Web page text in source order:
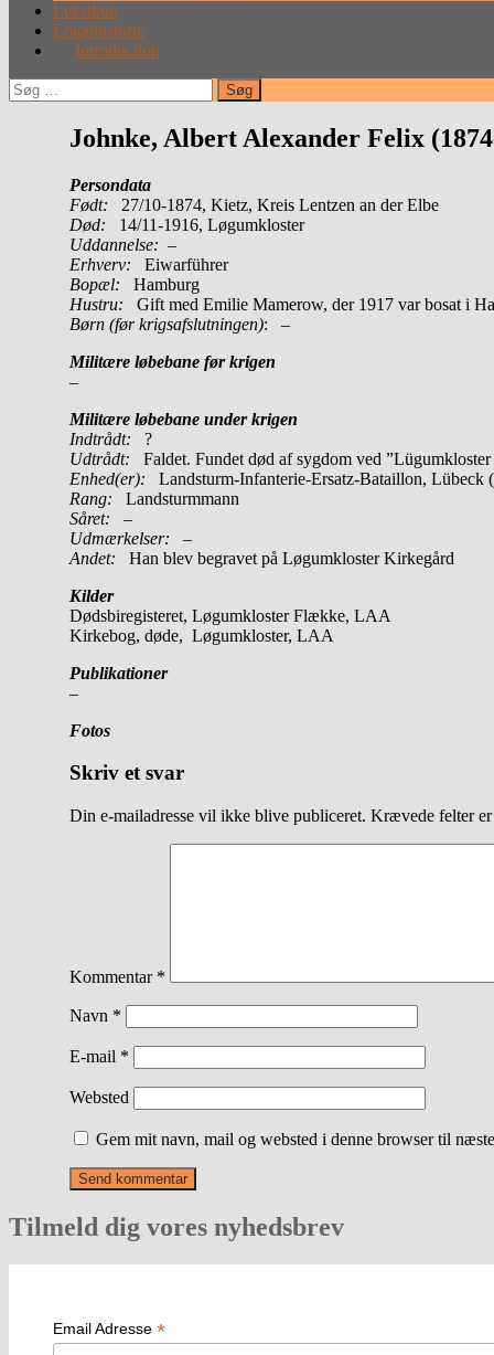
Leksikon
Lokalhistorie
Introduction
Søg
efter:
Johnke, Albert Alexander Felix
Persondata
Født: 27/10-1874, Kietz, Kreis Lentzen an der Elbe
Død: 14/11-1916, Løgumkloster
Uddannelse: –
Erhverv: Eiwarführer
Bopæl: Hamburg
Hustru: Gift med Emilie Mamerow, der 1917 var bosat i
Børn (før krigsafslutningen): –
Militære løbebane før krigen
–
Militære løbebane under krigen
Indtrådt: ?
Udtrådt: Faldet. Fundet død af sygdom ved
Enhed(er):
Landsturm-Infanterie-Ersatz-Bataillon, Lübeck
Rang:
Landsturmmann
Såret: –
Udmærkelser: –
Andet: Han blev begravet på Løgumkloster Kirkegård
Kilder
Dødsbiregisteret, Løgumkloster Flække, LAA
Kirkebog, døde, Løgumkloster, LAA
Publikationer
–
Fotos
Skriv et svar
Din e-mailadresse vil ikke blive publiceret. Krævede felter er
Kommentar *
Navn *
E-mail *
Websted
Gem mit navn, mail og websted i denne browser til
Tilmeld dig vores nyhedsbrev
Email Adresse *